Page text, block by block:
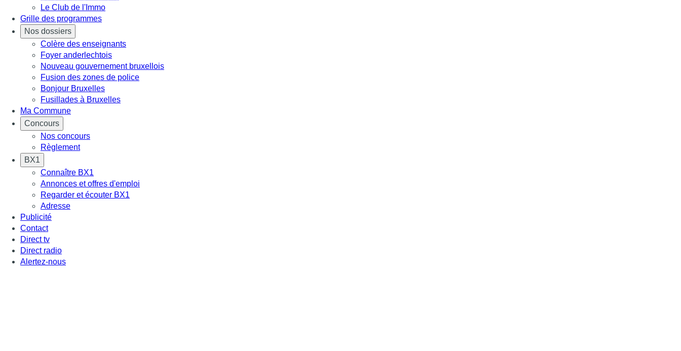
Le Club de l'Immo
Grille des programmes
Nos dossiers
Colère des enseignants
Foyer anderlechtois
Nouveau gouvernement bruxellois
Fusion des zones de police
Bonjour Bruxelles
Fusillades à Bruxelles
Ma Commune
Concours
Nos concours
Règlement
BX1
Connaître BX1
Annonces et offres d'emploi
Regarder et écouter BX1
Adresse
Publicité
Contact
Direct tv
Direct radio
Alertez-nous